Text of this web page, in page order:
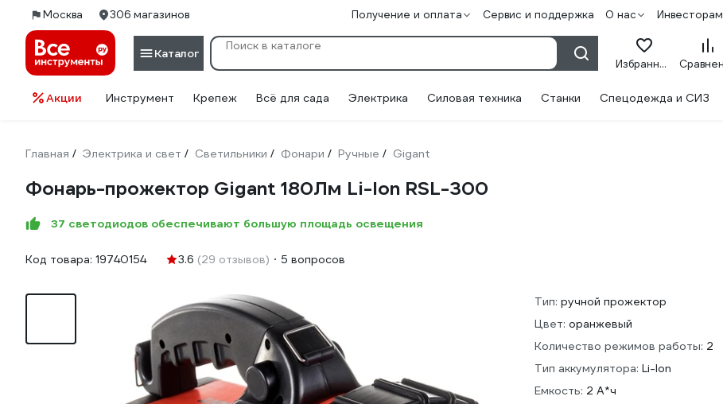
Москва 306 магазинов Получение и оплата Сервис и поддержка О нас Инвесторам
Каталог
Избранное
Акции Инструмент Крепеж Всё для сада Электрика Силовая техника Станки Спецодежда и СИЗ
Главная / Электрика и свет / Светильники / Фонари / Ручные / Gigant
Фонарь-прожектор Gigant 180Лм Li-Ion RSL-300
37 светодиодов обеспечивают большую площадь освещения
Код товара: 19740154 3.6 (29 отзывов) 5 вопросов
Тип: ручной прожектор
Цвет: оранжевый
Количество режимов работы: 2
Тип аккумулятора: Li-Ion
Емкость: 2 А*ч